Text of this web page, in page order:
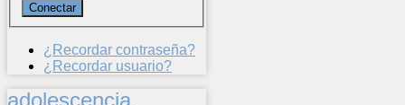
¿Recordar contraseña?
¿Recordar usuario?